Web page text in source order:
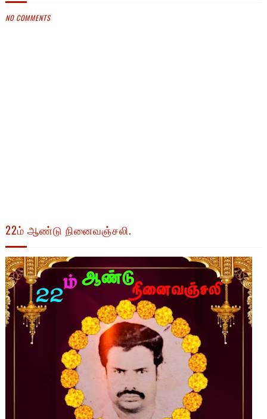
NO COMMENTS
22ம் ஆண்டு நினைவஞ்சலி.